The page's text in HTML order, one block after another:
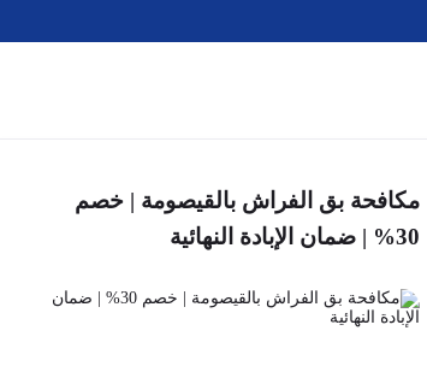
مكافحة بق الفراش بالقيصومة | خصم
30% | ضمان الإبادة النهائية